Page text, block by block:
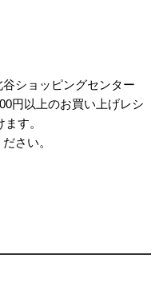
ショッピングセンター
円以上のお買い上げレシ
す。
さい。